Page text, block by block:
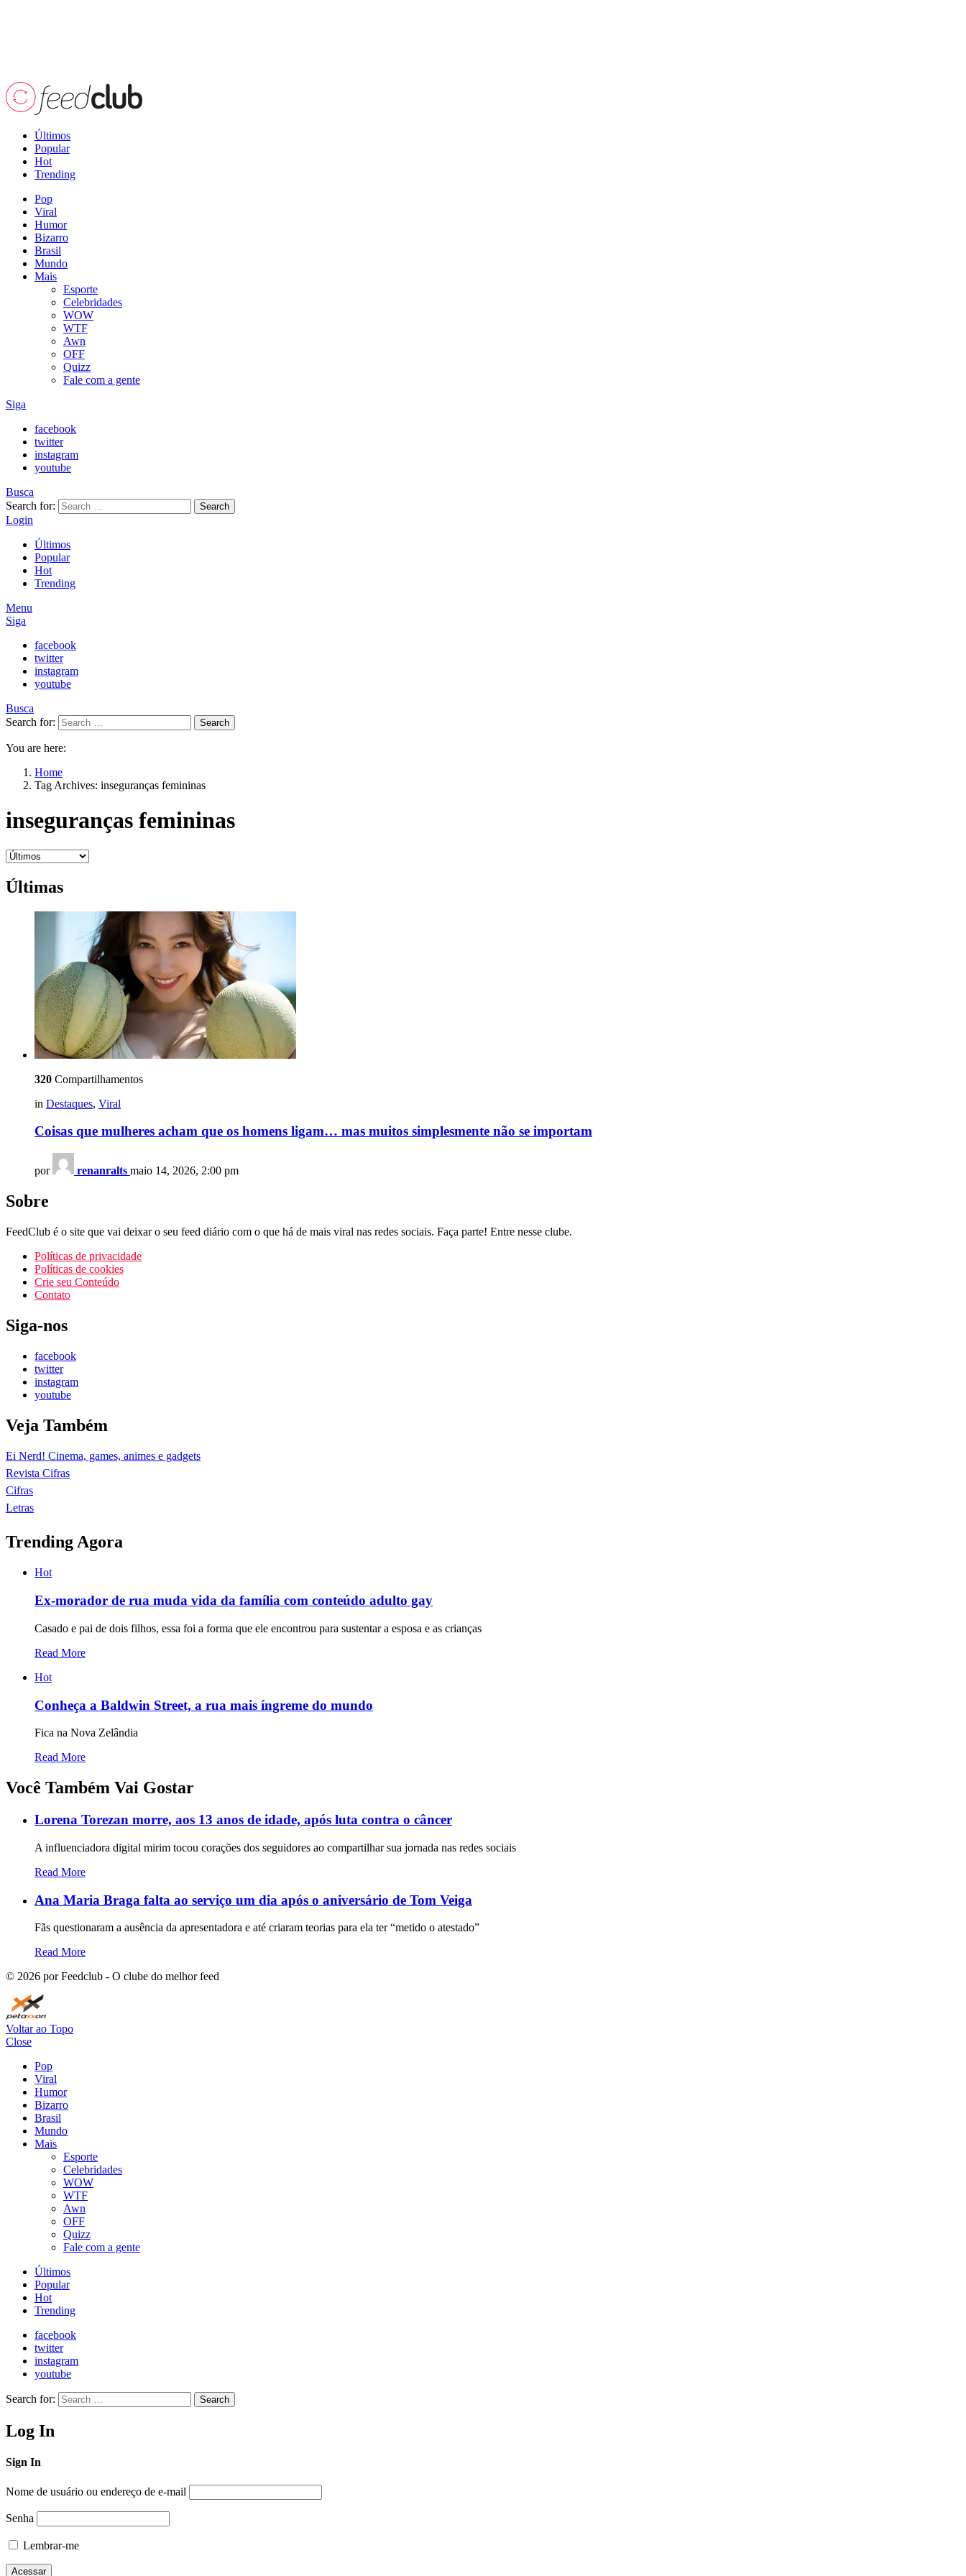
Últimos
Popular
Hot
Trending
Pop
Viral
Humor
Bizarro
Brasil
Mundo
Mais
Esporte
Celebridades
WOW
WTF
Awn
OFF
Quizz
Fale com a gente
Siga
facebook
twitter
instagram
youtube
Busca
Search for:
Search
Login
Últimos
Popular
Hot
Trending
Menu
Siga
facebook
twitter
instagram
youtube
Busca
Search for:
Search
You are here:
Home
Tag Archives: inseguranças femininas
inseguranças femininas
Últimas
320 Compartilhamentos
in Destaques, Viral
Coisas que mulheres acham que os homens ligam… mas muitos simplesmente não se importam
por renanralts maio 14, 2026, 2:00 pm
Sobre
FeedClub é o site que vai deixar o seu feed diário com o que há de mais viral nas redes sociais. Faça parte! Entre nesse clube.
Políticas de privacidade
Políticas de cookies
Crie seu Conteúdo
Contato
Siga-nos
facebook
twitter
instagram
youtube
Veja Também
Ei Nerd! Cinema, games, animes e gadgets
Revista Cifras
Cifras
Letras
Trending Agora
Hot
Ex-morador de rua muda vida da família com conteúdo adulto gay
Casado e pai de dois filhos, essa foi a forma que ele encontrou para sustentar a esposa e as crianças
Read More
Hot
Conheça a Baldwin Street, a rua mais íngreme do mundo
Fica na Nova Zelândia
Read More
Você Também Vai Gostar
Lorena Torezan morre, aos 13 anos de idade, após luta contra o câncer
A influenciadora digital mirim tocou corações dos seguidores ao compartilhar sua jornada nas redes sociais
Read More
Ana Maria Braga falta ao serviço um dia após o aniversário de Tom Veiga
Fãs questionaram a ausência da apresentadora e até criaram teorias para ela ter “metido o atestado”
Read More
© 2026 por Feedclub - O clube do melhor feed
Voltar ao Topo
Close
Pop
Viral
Humor
Bizarro
Brasil
Mundo
Mais
Esporte
Celebridades
WOW
WTF
Awn
OFF
Quizz
Fale com a gente
Últimos
Popular
Hot
Trending
facebook
twitter
instagram
youtube
Search for: Search
Log In
Sign In
Nome de usuário ou endereço de e-mail
Senha
Lembrar-me